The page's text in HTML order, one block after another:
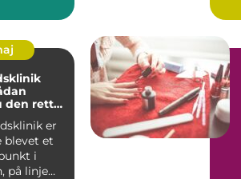
den rette
er
blevet et
i
på linje